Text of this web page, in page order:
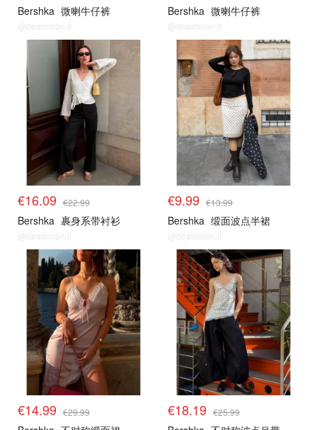
Bershka 微喇牛仔裤
@dealmoon.it
Bershka 微喇牛仔裤
@dealmoon.it
€16.09 €22.99
Bershka 裹身系带衬衫
@dealmoon.it
€9.99 €13.99
Bershka 缎面波点半裙
@dealmoon.it
€14.99 €29.99 €18.19 €25.99